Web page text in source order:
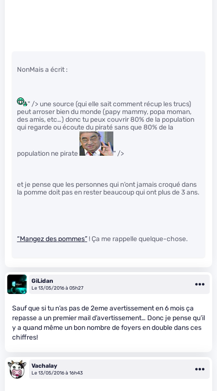
NonMais a écrit :
" /> une source (qui elle sait comment récup les trucs)
peut arroser bien du monde (papy mammy, popa moman,
des amis, etc…) donc tu peux couvrir 80% de la population
qui regarde ou écoute du piraté sans que 80% de la
population ne pirate " />
et je pense que les personnes qui n’ont jamais croqué dans
la pomme doit pas en rester beaucoup qui ont plus de 3 ans.
“Mangez des pommes” ! Ça me rappelle quelque-chose.
GiLidan
Le 13/05/2016 à 05h27
Sauf que si tu n’as pas de 2eme avertissement en 6 mois ça
repasse a un premier mail d’avertissement… Donc je pense qu’il
y a quand même un bon nombre de foyers en double dans ces
chiffres!
Vachalay
Le 13/05/2016 à 16h43